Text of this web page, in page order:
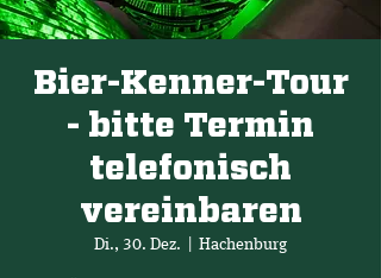
Bier-Kenner-Tour
- bitte Termin
telefonisch
vereinbaren
Di., 30. Dez. Hachenburg